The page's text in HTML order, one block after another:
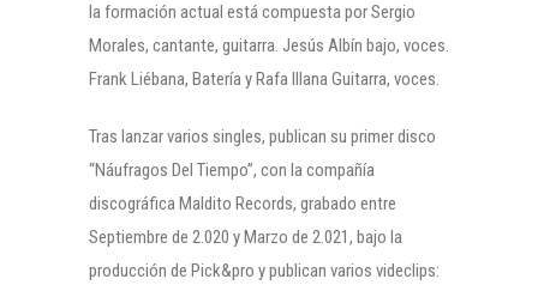
la formación actual está compuesta por Sergio
Morales, cantante, guitarra. Jesús Albín bajo, voces.
Frank Liébana, Batería y Rafa Illana Guitarra, voces.
Tras lanzar varios singles, publican su primer disco
“Náufragos Del Tiempo”, con la compañía
discográfica Maldito Records, grabado entre
Septiembre de 2.020 y Marzo de 2.021, bajo la
producción de Pick&pro y publican varios videclips: